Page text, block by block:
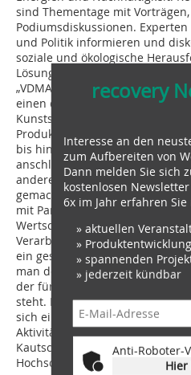
sind Thementage mit
Podiumsdiskussionen.
und Politik informieren und
soziale und ökologische
Lösungsansätze. Mit Spannung
„VDMA Circular Economy
einen den gesamten Zyklus
Kunststoffindustrie darstellen,
Produktion über die
bis hin zum Sammeln, Sortieren,
anschließenden Rückführung in
anderen soll dieser Kreislauf
gemacht werden. Dazu arbeitet
mit Partnern aus der gesamten
Wertschöpfungskette
Verarbeitern, Verwertern und
ein geschlossener Kreislauf
man den Science Campus auf
der für den Dialog zwischen
steht. Hier haben Aussteller
sich einen konzentrierten
Aktivitäten und Ergebnisse im
Kautschuksektor zu
Hochschulen und Unternehmen
recovery
Interesse an den
zum Aufbereiten von
Dann melden Sie sich
kostenlosen
6x im Jahr erfahren
» aktuellen
»
» spannenden
» jederzeit kündbar
Anti-Roboter-
Hier